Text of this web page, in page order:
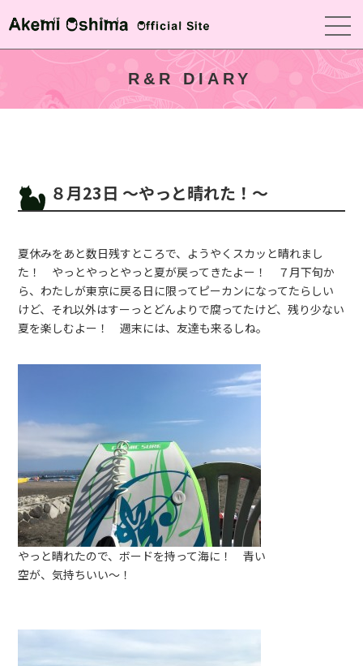
R&R DIARY
８月23日 〜やっと晴れた！〜
夏休みをあと数日残すところで、ようやくスカッと晴れまし
た！ やっとやっとやっと夏が戻ってきたよー！ ７月下旬か
ら、わたしが東京に戻る日に限ってピーカンになってたらしい
けど、それ以外はすーっとどんよりで腐ってたけど、残り少ない
夏を楽しむよー！ 週末には、友達も来るしね。
やっと晴れたので、ボードを持って海に！ 青い
空が、気持ちいい〜！